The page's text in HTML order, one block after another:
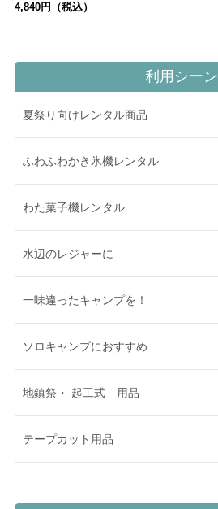
4,840円（税込）
利用シーン
夏祭り向けレンタル商品
ふわふわかき氷機レンタル
わた菓子機レンタル
水辺のレジャーに
一味違ったキャンプを！
ソロキャンプにおすすめ
地鎮祭・ 起工式 用品
テープカット用品